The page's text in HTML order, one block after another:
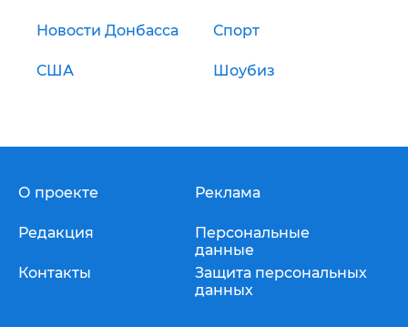
Новости Донбасса Спорт
США Шоубиз
О проекте
Редакция
Контакты
Реклама
Персональные
данные
Защита персональных
данных